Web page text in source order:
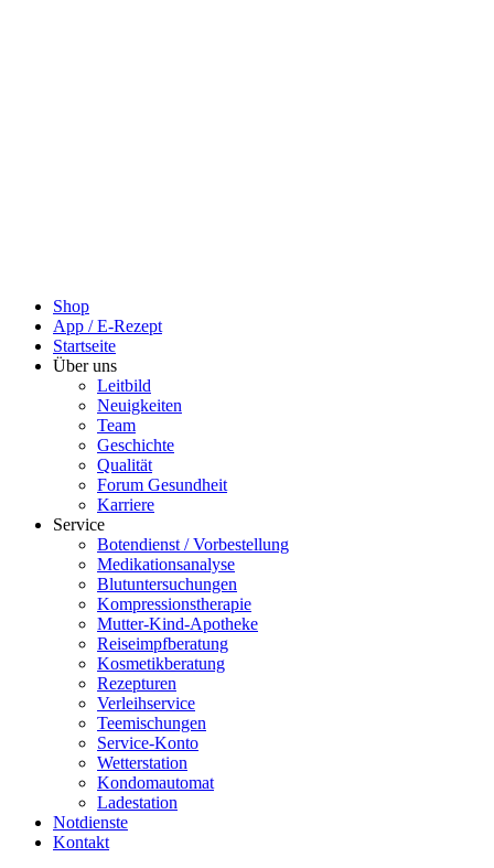
Shop
App / E-Rezept
Startseite
Über uns
Leitbild
Neuigkeiten
Team
Geschichte
Qualität
Forum Gesundheit
Karriere
Service
Botendienst / Vorbestellung
Medikationsanalyse
Blutuntersuchungen
Kompressionstherapie
Mutter-Kind-Apotheke
Reiseimpfberatung
Kosmetikberatung
Rezepturen
Verleihservice
Teemischungen
Service-Konto
Wetterstation
Kondomautomat
Ladestation
Notdienste
Kontakt